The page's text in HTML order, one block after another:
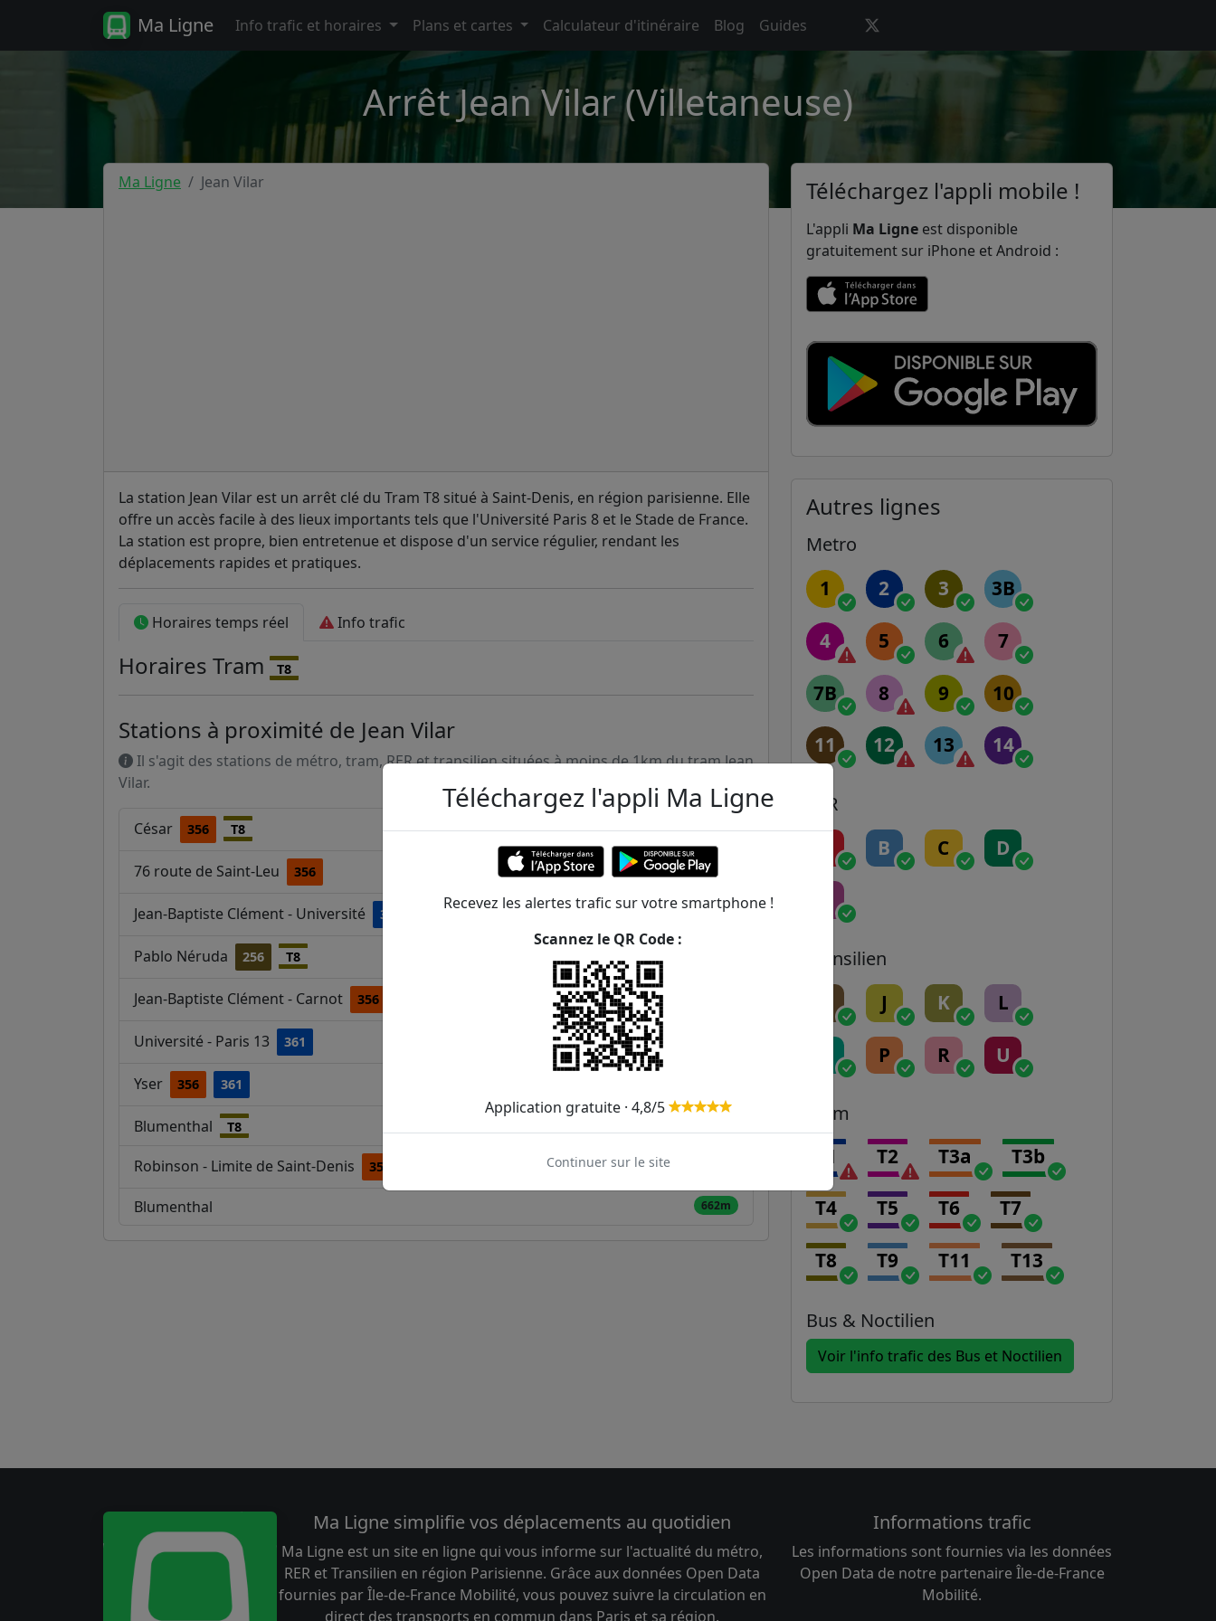
Ma Ligne Info trafic et horaires Plans et cartes Calculateur d'itinéraire Blog Guides
Arrêt Jean Vilar (Villetaneuse)
Ma Ligne Jean Vilar
La station Jean Vilar est un arrêt clé du Tram T8 situé à Saint-Denis, en région parisienne. Elle
offre un accès facile à des lieux importants tels que l'Université Paris 8 et le Stade de France.
La station est propre, bien entretenue et dispose d'un service régulier, rendant les
déplacements rapides et pratiques.
Horaires temps réel Info trafic
Horaires Tram T8
Stations à proximité de Jean Vilar
Il s'agit des stations de métro, tram, RER et transilien situées à moins de 1km du tram Jean
Vilar.
César 356 T8
76 route de Saint-Leu 356 417m
Jean-Baptiste Clément - Université 361 417m
Pablo Néruda 256 T8
Jean-Baptiste Clément - Carnot 356
Université - Paris 13 361
Yser 356 361
Blumenthal T8
Robinson - Limite de Saint-Denis 356
Blumenthal 662m
Téléchargez l'appli mobile !
L'appli Ma Ligne est disponible
gratuitement sur iPhone et Android :
Autres lignes
Metro
1 2 3 3B
4 5 6 7
7B 8 9 10
11 12 13 14
RER
B C D
Transilien
J K L
P R U
Tram
T1 T2 T3a T3b
T4 T5 T6 T7
T8 T9 T11 T13
Bus & Noctilien
Voir l'info trafic des Bus et Noctilien
Ma Ligne simplifie vos déplacements au quotidien
Ma Ligne est un site en ligne qui vous informe sur l'actualité du métro,
RER et Transilien en région Parisienne. Grâce aux données Open Data
fournies par Île-de-France Mobilité, vous pouvez suivre la circulation en
direct des transports en commun dans Paris et sa région.
Informations trafic
Les informations sont fournies via les données
Open Data de notre partenaire Île-de-France
Mobilité.
Téléchargez l'appli Ma Ligne
Recevez les alertes trafic sur votre smartphone !
Scannez le QR Code :
Application gratuite · 4,8/5
Continuer sur le site